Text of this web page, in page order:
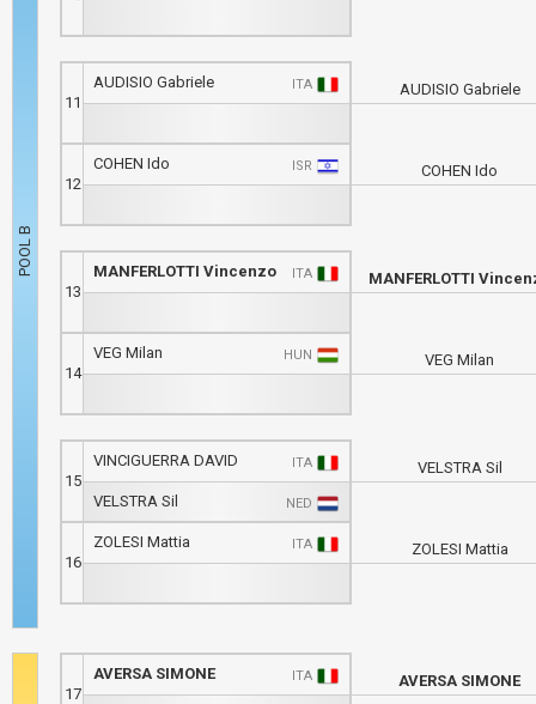
11
AUDISIO Gabriele ITA
12
COHEN Ido ISR
13
MANFERLOTTI Vincenzo ITA
14
VEG Milan HUN
15
VINCIGUERRA DAVID ITA
VELSTRA Sil NED
16
ZOLESI Mattia ITA
AUDISIO Gabriele
COHEN Ido
MANFERLOTTI
VEG Milan
VELSTRA Sil
ZOLESI Mattia
17
AVERSA SIMONE ITA AVERSA SIMONE